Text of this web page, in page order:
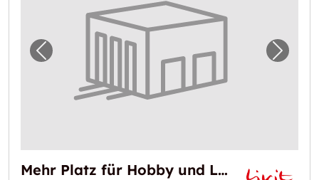
Vorheriges Bild für "Mehr Platz für Hobby
Mehr Platz für Hobby und Lagerung  21 m² im Geerig 69!